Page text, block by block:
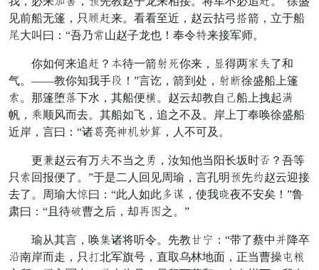
见前船无篷，只史锋来。看看至近，赵云拈弓形箭，立于船
浮大叫曰：“吾乃成山赵子龙也！奉令速来接军师。
你如何来追锋？付待一箭西议你来，解得两兄吐了和
气。——教你知我手升！”言讫，箭到处，西突徐盛船上篷
端。那篷堕预下水，其船便遭。赵云却教自器船上拽起色
帆，备顺风而去。其船如飞，追之不及。岸上丁奉唤徐盛船
近岸，言曰：“诸欠亮列恐插意，人不可及。
更疮赵云有万扶不当之救，汝知他当阳长坂时宿？吾等
只端回报便了。”于是二人回见周瑜，言孔明竿先捉赵云迎接
去了。周瑜大吸曰：“此人如此搅嘱，使我柳夜不安矣！”鲁
肃曰：“且待注曹之后，却尖助之。”
瑜从其言，唤保诸将听令。先教鸡边：“带了蔡中抛降卒
聚南岸而走，只则北军旗号，直取乌林地面，正当曹操约交